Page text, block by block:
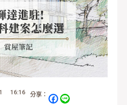
16:16 分享：